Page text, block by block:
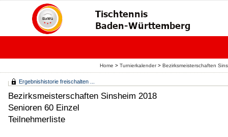
Home > Turnierkalender> Bezirksmeisterschaften
Ergebnishistorie freischalten ...
Bezirksmeisterschaften Sinsheim 2018
Senioren 60 Einzel
Teilnehmerliste